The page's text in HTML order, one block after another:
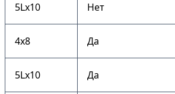
5Lх10 Нет
4х8 Да
5Lх10 Да